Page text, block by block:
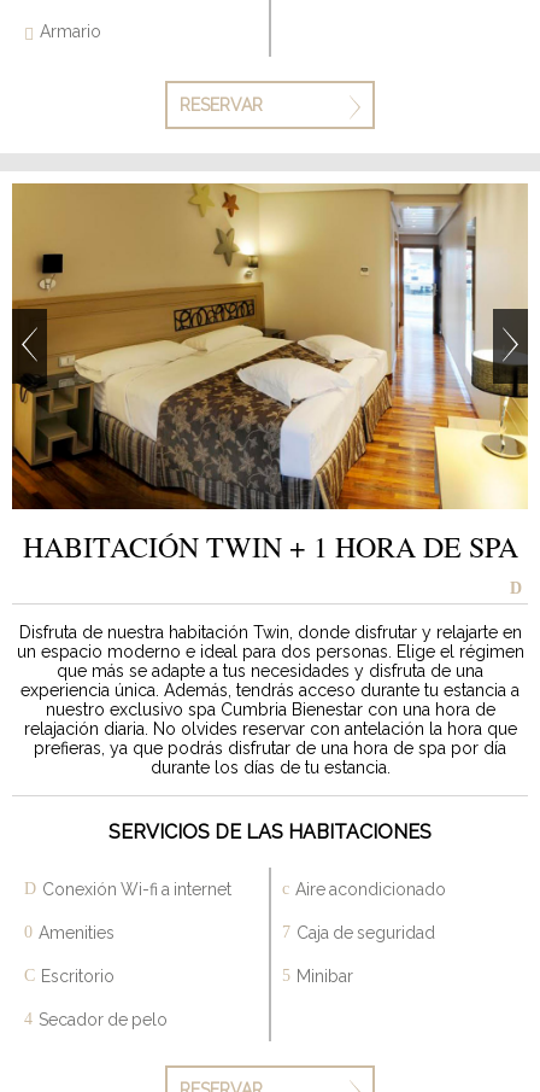
Armario
RESERVAR
HABITACIÓN TWIN + 1 HORA DE SPA
Disfruta de nuestra habitación Twin, donde disfrutar y relajarte en
un espacio moderno e ideal para dos personas. Elige el régimen
que más se adapte a tus necesidades y disfruta de una
experiencia única. Además, tendrás acceso durante tu estancia a
nuestro exclusivo spa Cumbria Bienestar con una hora de
relajación diaria. No olvides reservar con antelación la hora que
prefieras, ya que podrás disfrutar de una hora de spa por día
durante los días de tu estancia.
SERVICIOS DE LAS HABITACIONES
Conexión Wi-fi a internet Aire acondicionado
Amenities Caja de seguridad
Escritorio Minibar
Secador de pelo